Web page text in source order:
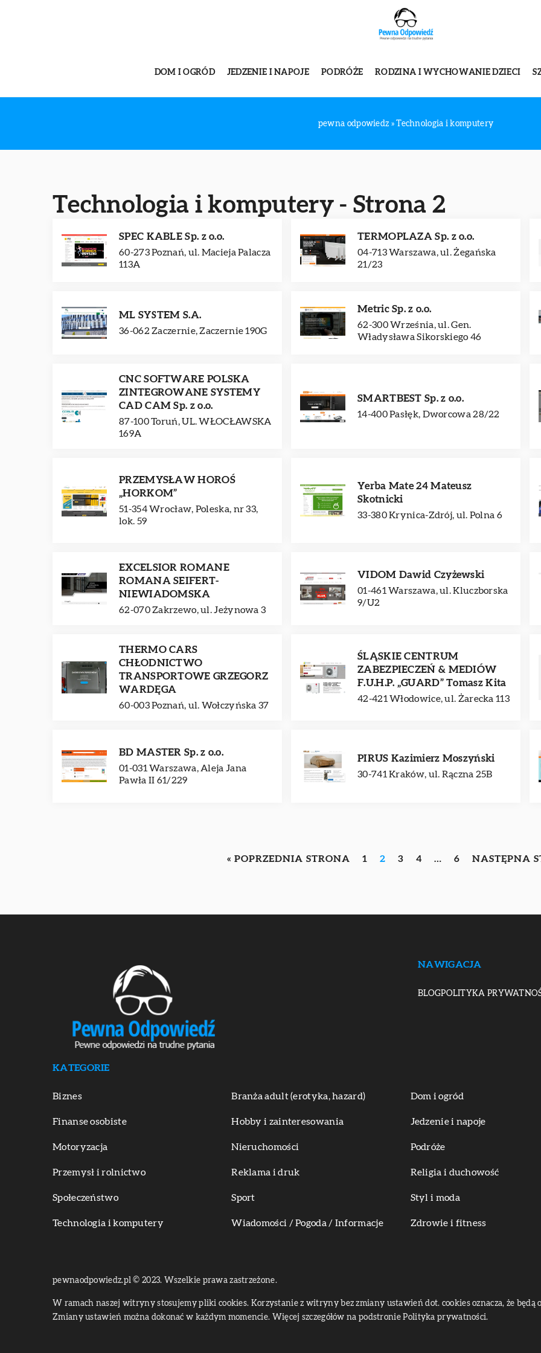
DOM I OGRÓD JEDZENIE I NAPOJE PODRÓŻE RODZINA I WYCHOWANIE DZIECI
pewna odpowiedz »Technologia i komputery
Technologia i komputery - Strona 2
SPEC KABLE Sp. z o.o.
60-273 Poznań, ul. Macieja Palacza
113A
TERMOPLAZA Sp. z o.o.
04-713 Warszawa, ul. Żegańska
21/23
ML SYSTEM S.A.
36-062 Zaczernie, Zaczernie 190G
Metric Sp. z o.o.
62-300 Września, ul. Gen.
Władysława Sikorskiego 46
CNC SOFTWARE POLSKA
ZINTEGROWANE SYSTEMY
CAD CAM Sp. z o.o.
87-100 Toruń, UL. WŁOCŁAWSKA
169A
SMARTBEST Sp. z o.o.
14-400 Pasłęk, Dworcowa 28/22
PRZEMYSŁAW HOROŚ
„HORKOM”
51-354 Wrocław, Poleska, nr 33,
lok. 59
Yerba Mate 24 Mateusz
Skotnicki
33-380 Krynica-Zdrój, ul. Polna 6
EXCELSIOR ROMANE
ROMANA SEIFERT-
NIEWIADOMSKA
62-070 Zakrzewo, ul. Jeżynowa 3
VIDOM Dawid Czyżewski
01-461 Warszawa, ul. Kluczborska
9/U2
THERMO CARS
CHŁODNICTWO
TRANSPORTOWE GRZEGORZ
WARDĘGA
60-003 Poznań, ul. Wołczyńska 37
ŚLĄSKIE CENTRUM
ZABEZPIECZEŃ & MEDIÓW
F.U.H.P. „GUARD” Tomasz Kita
42-421 Włodowice, ul. Żarecka 113
BD MASTER Sp. z o.o.
01-031 Warszawa, Aleja Jana
Pawła II 61/229
PIRUS Kazimierz Moszyński
30-741 Kraków, ul. Rączna 25B
« POPRZEDNIA STRONA 1 2 3 4 … 6 NASTĘPNA
NAWIGACJA
BLOGPOLITYKA
KATEGORIE
Biznes Branża adult (erotyka, hazard) Dom i ogród
Finanse osobiste Hobby i zainteresowania Jedzenie i napoje
Motoryzacja Nieruchomości Podróże
Przemysł i rolnictwo Reklama i druk Religia i duchowość
Społeczeństwo Sport Styl i moda
Technologia i komputery Wiadomości / Pogoda / Informacje Zdrowie i fitness
pewnaodpowiedz.pl © 2023. Wszelkie prawa zastrzeżone.
W ramach naszej witryny stosujemy pliki cookies. Korzystanie z witryny bez zmiany ustawień dot. cookies oznacza, że będą
Zmiany ustawień można dokonać w każdym momencie. Więcej szczegółów na podstroniePolityka prywatności.